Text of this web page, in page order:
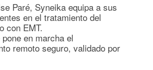
Paré, Syneika equipa a sus
en el tratamiento del
con EMT.
en marcha el
remoto seguro, validado por